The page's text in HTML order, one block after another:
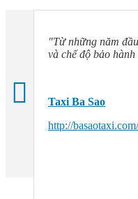
"Từ những năm
và chế độ bảo
Taxi Ba Sao
http://basaotaxi.com/